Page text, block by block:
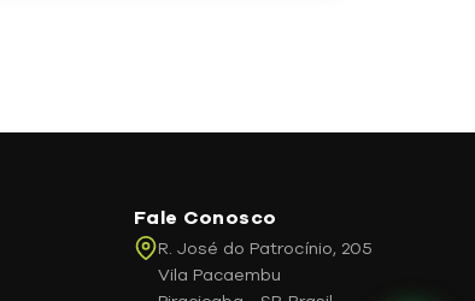
Fale Conosco
R. José do Patrocínio, 205
Vila Pacaembu